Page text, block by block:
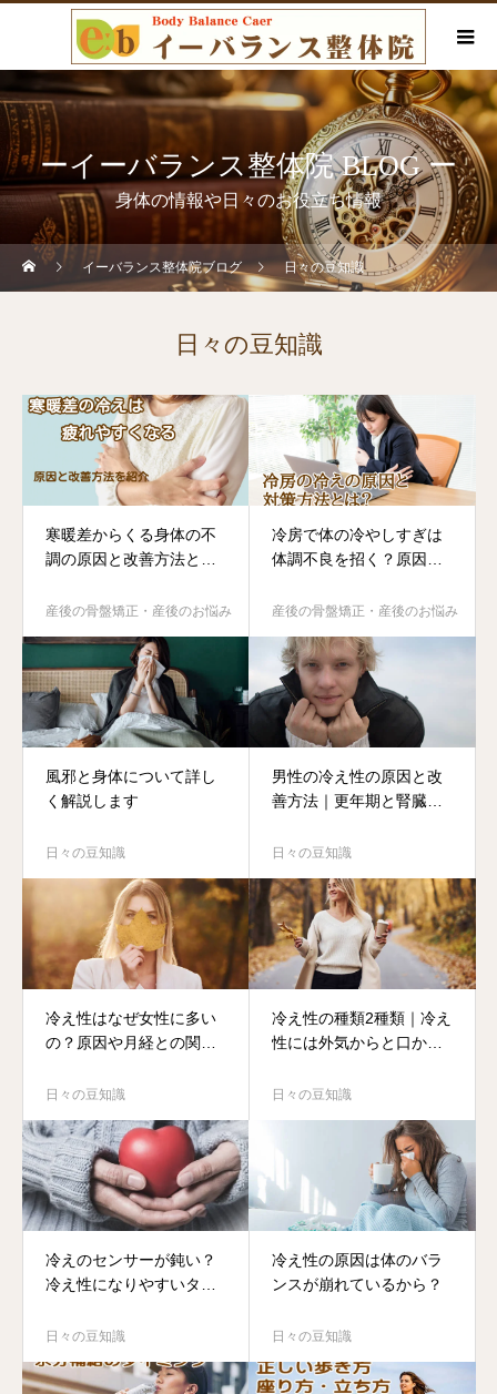
ーイーバランス整体院 BLOG ー
身体の情報や日々のお役立ち情報
イーバランス整体院ブログ 日々の豆知識
日々の豆知識
寒暖差からくる身体の不
調の原因と改善方法と
産後の骨盤矯正・産後のお悩み
冷房で体の冷やしすぎは
体調不良を招く？原因と
産後の骨盤矯正・産後のお悩み
風邪と身体について詳し
く解説します
日々の豆知識
男性の冷え性の原因と改
善方法｜更年期と腎臓の
日々の豆知識
冷え性はなぜ女性に多い
の？原因や月経との関係
日々の豆知識
冷え性の種類2種類｜冷え
性には外気からと口から
日々の豆知識
冷えのセンサーが鈍い？
冷え性になりやすいタイ
日々の豆知識
冷え性の原因は体のバラ
ンスが崩れているから？
日々の豆知識